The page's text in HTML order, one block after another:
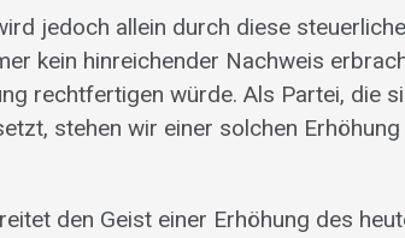
jedoch allein durch diese
kein hinreichender Nachweis
rechtfertigen würde. Als Partei, die
stehen wir einer solchen
den Geist einer Erhöhung des